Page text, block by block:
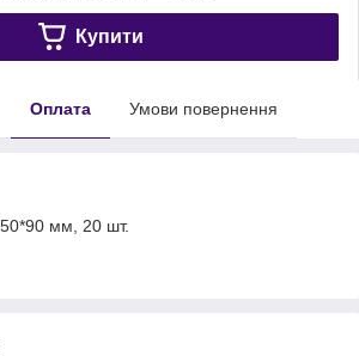
Купити
Оплата Умови повернення
мм, 20 шт.